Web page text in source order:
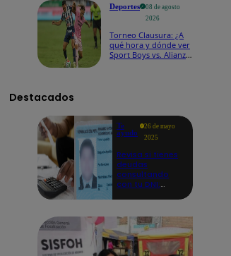
Deportes
08 de agosto
2026
Torneo Clausura: ¿A
qué hora y dónde ver
Sport Boys vs. Alianza
Destacados
Te
ayudo
26 de mayo
2025
Revisa si tienes
deudas
consultando
con tu DNI:
detalles